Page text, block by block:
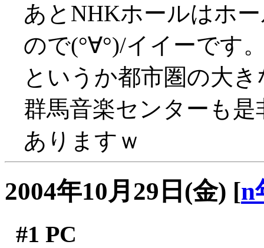
あとNHKホールはホ
ので(°∀°)/イイーです
というか都市圏の大
群馬音楽センターも
ありますｗ
2004年10月29日(金) [n
#1 PC